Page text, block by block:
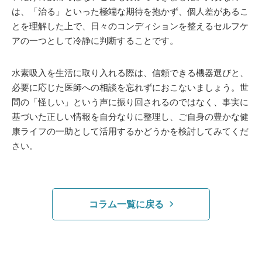
は、「治る」といった極端な期待を抱かず、個人差があるこ
とを理解した上で、日々のコンディションを整えるセルフケ
アの一つとして冷静に判断することです。
水素吸入を生活に取り入れる際は、信頼できる機器選びと、
必要に応じた医師への相談を忘れずにおこないましょう。世
間の「怪しい」という声に振り回されるのではなく、事実に
基づいた正しい情報を自分なりに整理し、ご自身の豊かな健
康ライフの一助として活用するかどうかを検討してみてくだ
さい。
コラム一覧に戻る